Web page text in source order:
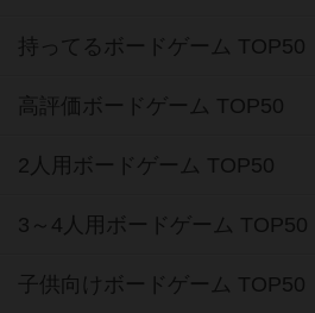
持ってるボードゲーム TOP50
高評価ボードゲーム TOP50
2人用ボードゲーム TOP50
3～4人用ボードゲーム TOP50
子供向けボードゲーム TOP50